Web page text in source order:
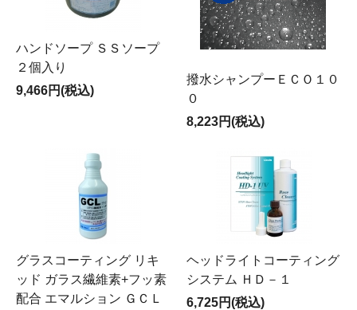
ハンドソープ ＳＳソープ
２個入り
9,466円(税込)
撥水シャンプーＥＣＯ１０
０
8,223円(税込)
グラスコーティング リキ
ッド ガラス繊維素+フッ素
配合 エマルション ＧＣＬ
ヘッドライトコーティング
システム ＨＤ－１
6,725円(税込)